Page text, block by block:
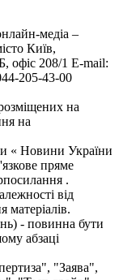
медіа –
Київ,
208/1 E-mail:
205-43-00
на
на
« Новини України
пряме
.
від
матеріалів.
- повинна бути
абзаці
"Заява",